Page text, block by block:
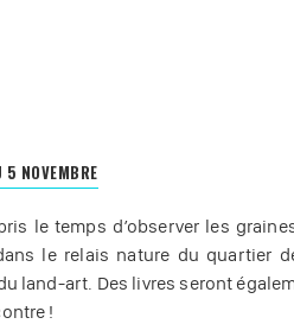
5 NOVEMBRE
le temps d’observer les
le relais nature du quartier
land-art. Des livres seront
!